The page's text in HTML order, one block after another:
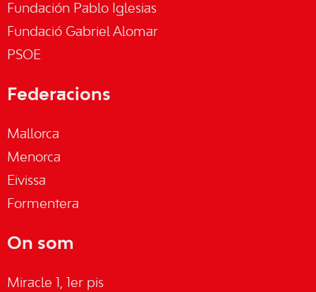
Fundación Pablo Iglesias
Fundació Gabriel Alomar
PSOE
Federacions
Mallorca
Menorca
Eivissa
Formentera
On som
Miracle 1, 1er pis